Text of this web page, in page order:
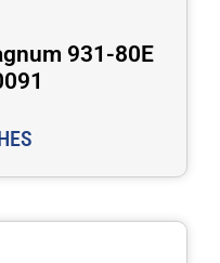
931-80E